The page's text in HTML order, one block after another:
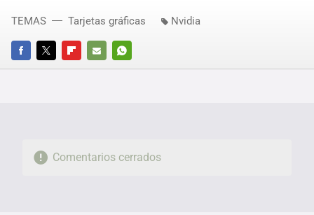
FACEBOOKTWITTERFLIPBOARD
E-
WHATSAPP
TEMAS Tarjetas gráficas Nvidia
Comentarios cerrados